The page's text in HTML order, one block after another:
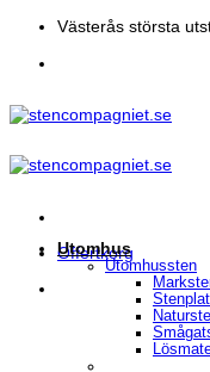
Skip
content
Västerås största
Offertkorg
Utomhus
Utomhussten